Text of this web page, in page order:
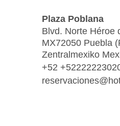
Plaza Poblana
Blvd. Norte Héroe
MX72050 Puebla
Zentralmexiko
+52